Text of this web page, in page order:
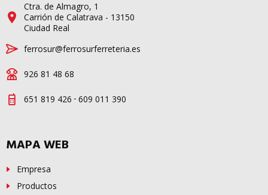
Ctra. de Almagro, 1
Carrión de Calatrava - 13150
Ciudad Real
ferrosur@ferrosurferreteria.es
926 81 48 68
651 819 426 - 609 011 390
MAPA WEB
Empresa
Productos